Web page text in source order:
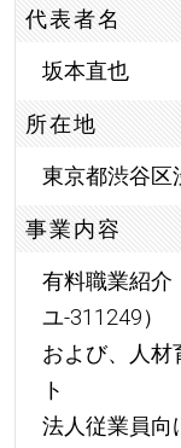
代表者名
坂本直也
所在地
東京都渋谷区
事業内容
有料職業紹介
ユ-311249）
および、人材
ト
法人従業員向